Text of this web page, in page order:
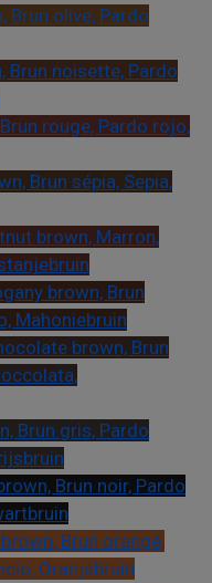
Brun olive, Pardo
Brun noisette, Pardo
rouge, Pardo rojo,
Brun sépia, Sepia,
brown, Marron,
brown, Brun
Mahoniebruin
brown, Brun
Brun gris, Pardo
Brun noir, Pardo
Brun orangé,
Oranjebruin